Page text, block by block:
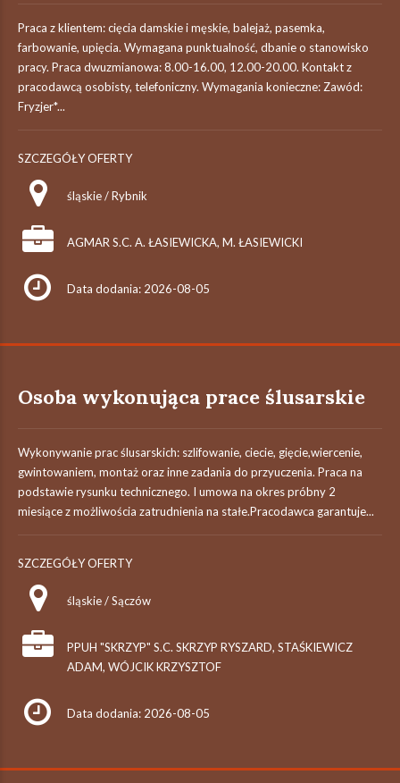
Praca z klientem: cięcia damskie i męskie, balejaż, pasemka,
farbowanie, upięcia. Wymagana punktualność, dbanie o stanowisko
pracy. Praca dwuzmianowa: 8.00-16.00, 12.00-20.00. Kontakt z
pracodawcą osobisty, telefoniczny. Wymagania konieczne: Zawód:
Fryzjer*...
SZCZEGÓŁY OFERTY
śląskie / Rybnik
AGMAR S.C. A. ŁASIEWICKA, M. ŁASIEWICKI
Data dodania: 2026-08-05
Osoba wykonująca prace ślusarskie
Wykonywanie prac ślusarskich: szlifowanie, ciecie, gięcie,wiercenie,
gwintowaniem, montaż oraz inne zadania do przyuczenia. Praca na
podstawie rysunku technicznego. I umowa na okres próbny 2
miesiące z możliwościa zatrudnienia na stałe.Pracodawca garantuje...
SZCZEGÓŁY OFERTY
śląskie / Sączów
PPUH "SKRZYP" S.C. SKRZYP RYSZARD, STAŚKIEWICZ
ADAM, WÓJCIK KRZYSZTOF
Data dodania: 2026-08-05